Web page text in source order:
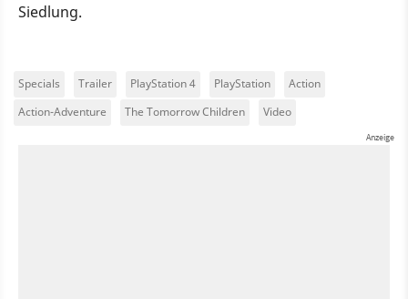
Siedlung.
Specials Trailer PlayStation 4 PlayStation
Action
Action-Adventure
The Tomorrow Children Video